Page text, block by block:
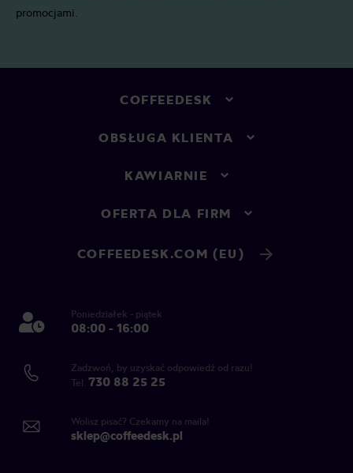
promocjami.
COFFEEDESK
OBSŁUGA KLIENTA
KAWIARNIE
OFERTA DLA FIRM
COFFEEDESK.COM (EU)
Poniedziałek - piątek
08:00 - 16:00
Zadzwoń, by uzyskać odpowiedź od razu!
Tel. 730 88 25 25
Wolisz pisać? Czekamy na maila!
sklep@coffeedesk.pl